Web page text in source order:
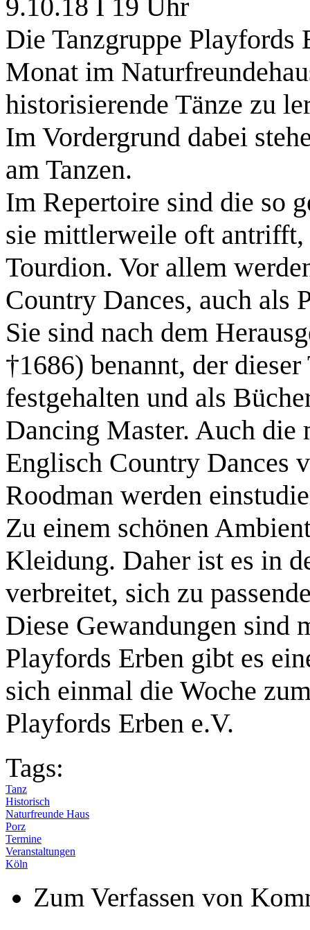
9.10.18 I 19 Uhr
Die Tanzgruppe
Monat im
historisierende Tänze zu
Im Vordergrund dabei
am Tanzen.
Im Repertoire sind die so
sie mittlerweile oft antrifft,
Tourdion. Vor allem
Country Dances, auch als
Sie sind nach dem
†1686) benannt, der
festgehalten und als
Dancing Master. Auch die
Englisch Country Dances
Roodman werden
Zu einem schönen
Kleidung. Daher ist es in
verbreitet, sich zu
Diese Gewandungen sind
Playfords Erben gibt es
sich einmal die Woche
Playfords Erben e.V.
Tags:
Tanz
Historisch
Naturfreunde Haus
Porz
Termine
Veranstaltungen
Köln
Zum Verfassen von